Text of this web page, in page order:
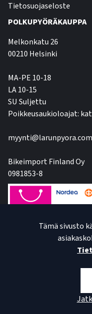
Tietosuojaseloste
POLKUPYÖRÄKAUPPA
Melkonkatu 26
00210 Helsinki
MA-PE 10-18
LA 10-15
SU Suljettu
Poikkeusaukioloajat:
myynti@larunpyora.com
Bikeimport Finland Oy
0981853-8
Tämä sivusto